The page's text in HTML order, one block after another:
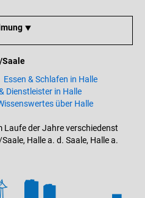
⯆
Saale
Essen & Schlafen in Halle
Dienstleister in Halle
über Halle
Laufe der Jahre verschiedenst
Halle a. d. Saale, Halle a.